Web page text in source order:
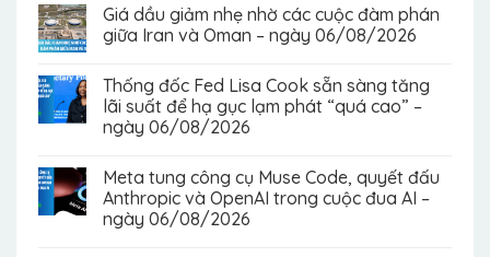
Giá dầu giảm nhẹ nhờ các cuộc đàm phán
giữa Iran và Oman – ngày 06/08/2026
Thống đốc Fed Lisa Cook sẵn sàng tăng
lãi suất để hạ gục lạm phát “quá cao” –
ngày 06/08/2026
Meta tung công cụ Muse Code, quyết đấu
Anthropic và OpenAI trong cuộc đua AI –
ngày 06/08/2026